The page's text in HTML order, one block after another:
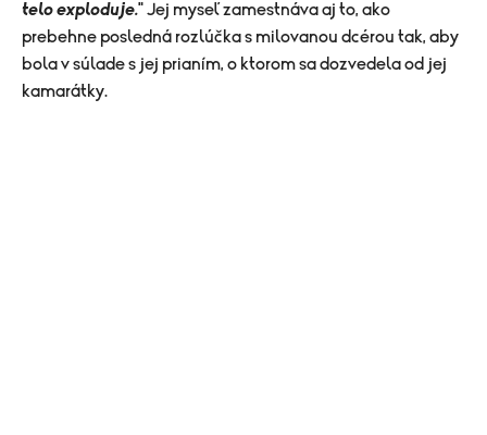
telo exploduje." Jej myseľ zamestnáva aj to, ako
prebehne posledná rozlúčka s milovanou dcérou tak, aby
bola v súlade s jej prianím, o ktorom sa dozvedela od jej
kamarátky.